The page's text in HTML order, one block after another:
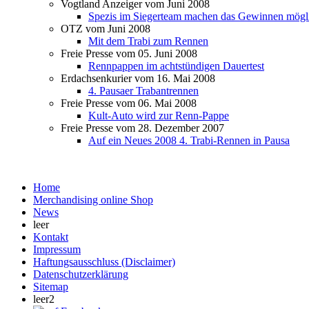
Vogtland Anzeiger vom Juni 2008
Spezis im Siegerteam machen das Gewinnen
OTZ vom Juni 2008
Mit dem Trabi zum Rennen
Freie Presse vom 05. Juni 2008
Rennpappen im achtstündigen Dauertest
Erdachsenkurier vom 16. Mai 2008
4. Pausaer Trabantrennen
Freie Presse vom 06. Mai 2008
Kult-Auto wird zur Renn-Pappe
Freie Presse vom 28. Dezember 2007
Auf ein Neues 2008 4. Trabi-Rennen in Pausa
Home
Merchandising online Shop
News
leer
Kontakt
Impressum
Haftungsausschluss (Disclaimer)
Datenschutzerklärung
Sitemap
leer2